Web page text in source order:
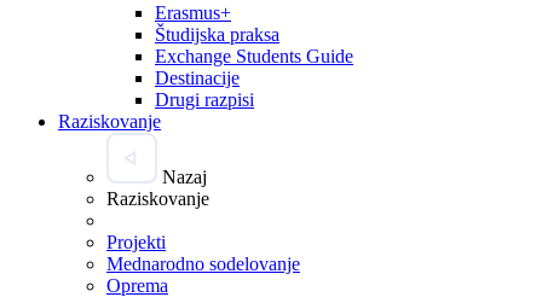
Erasmus+
Študijska praksa
Exchange Students Guide
Destinacije
Drugi razpisi
Raziskovanje
Nazaj
Raziskovanje
Projekti
Mednarodno sodelovanje
Oprema